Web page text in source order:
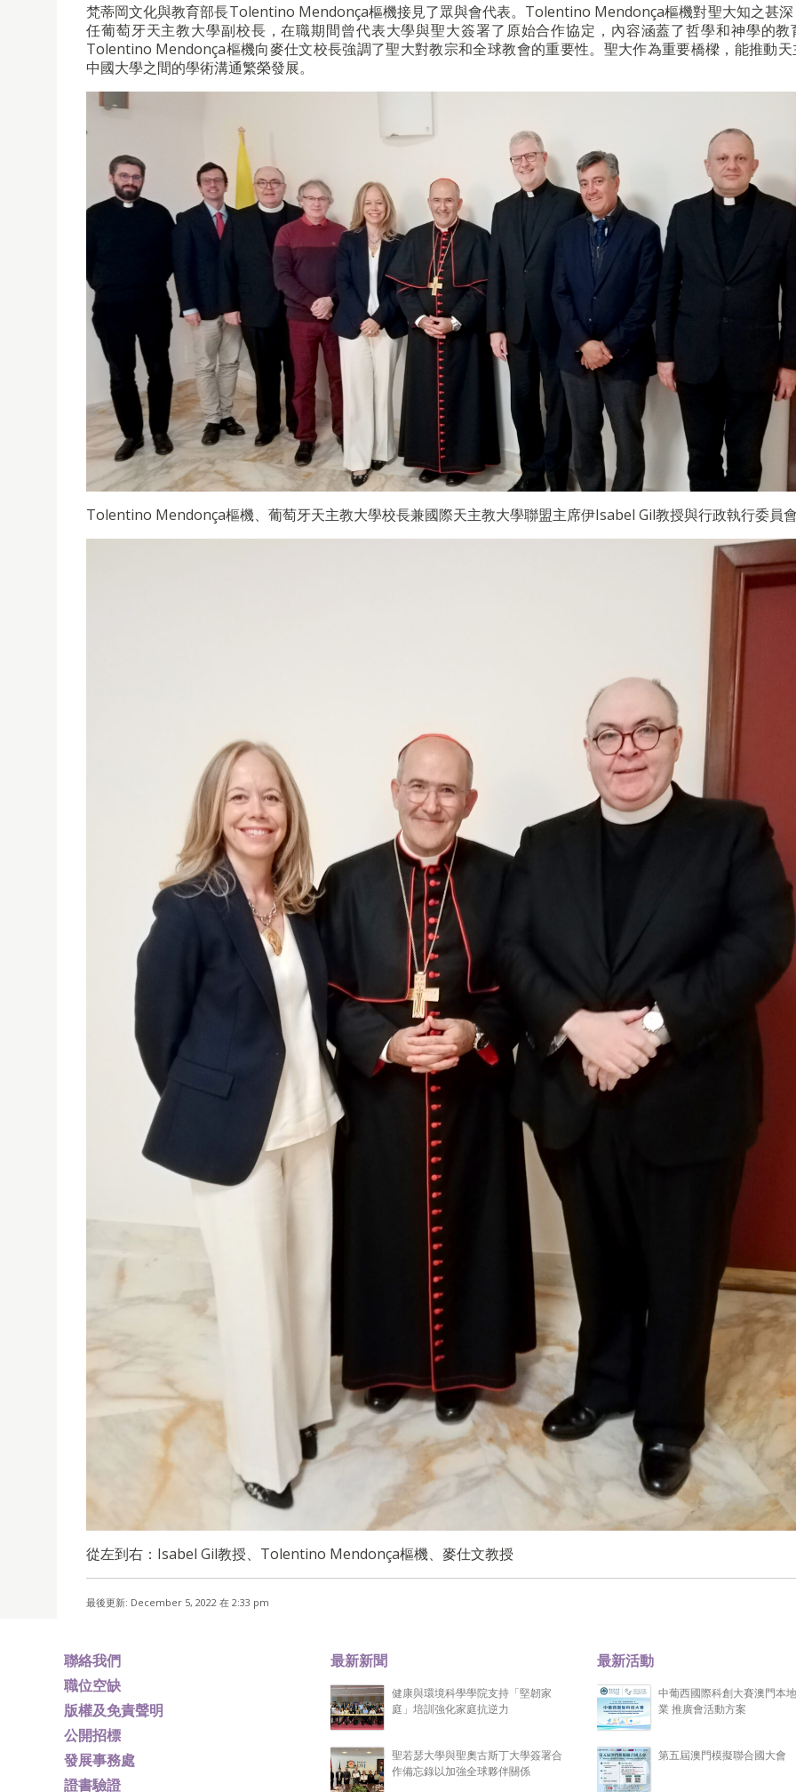
梵蒂岡文化與教育部長Tolentino Mendonça樞機接見了眾與會代表。Tolentino Mendonça樞機對聖大知之甚
任葡萄牙天主教大學副校長，在職期間曾代表大學與聖大簽署了原始合作協定，內容涵蓋了哲學和神學的教
Tolentino Mendonça樞機向麥仕文校長強調了聖大對教宗和全球教會的重要性。聖大作為重要橋樑，能推動
中國大學之間的學術溝通繁榮發展。
Tolentino Mendonça樞機、葡萄牙天主教大學校長兼國際天主教大學聯盟主席伊Isabel Gil教授與行政執行委員
從左到右：Isabel Gil教授、Tolentino Mendonça樞機、麥仕文教授
最後更新: December 5, 2022 在 2:33 pm
聯絡我們
職位空缺
版權及免責聲明
公開招標
發展事務處
證書驗證
最新新聞
健康與環境科學學院支持「堅韌家
庭」培訓強化家庭抗逆力
聖若瑟大學與聖奧古斯丁大學簽署合
作備忘錄以加強全球夥伴關係
最新活動
中葡西國際科創大賽澳門本
業 推廣會活動方案
第五屆澳門模擬聯合國大會